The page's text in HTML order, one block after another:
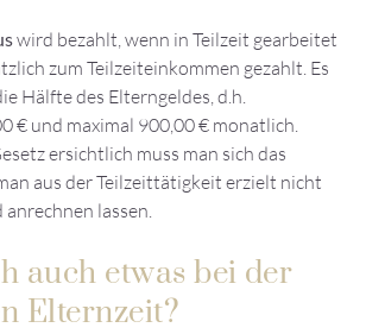
wird bezahlt, wenn in Teilzeit gearbeitet
zum Teilzeiteinkommen gezahlt. Es
Hälfte des Elterngeldes, d.h.
€ und maximal 900,00 € monatlich.
ersichtlich muss man sich das
aus der Teilzeittätigkeit erzielt nicht
lassen.
auch etwas bei der
Elternzeit?